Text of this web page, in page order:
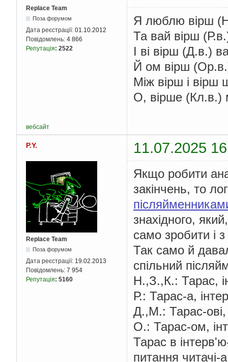
Replace Team
Поза форумом
Дата реєстрації: 01.10.2012
Повідомлень: 4 866
Репутація: 2522
Я люблю вірш
Та вай вірш
І ві вірш (Д.в.)
Й ом вірш
Між вірш і вірш
О, вірше (Кл.в.)
вебсайт
P.Y. 11.07.2025
Replace Team
Поза форумом
Дата реєстрації: 19.02.2013
Повідомлень: 7 954
Репутація: 5160
Якщо робити
закінчень, то
знахідного,
само зробити і
Так само й
спільний
Н.,З.,К.: Тарас,
Р.: Тарас-а,
Д.,М.: Тарас-ові,
О.: Тарас-ом,
Тарас в
питання читачі-